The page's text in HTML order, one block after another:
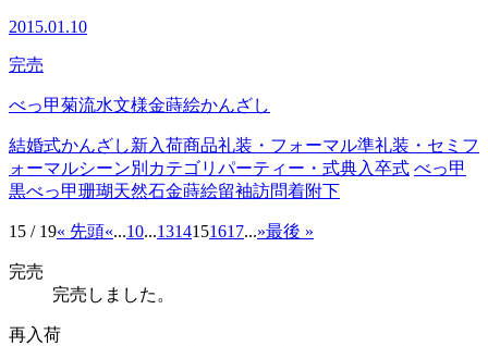
2015.01.10
完売
べっ甲菊流水文様金蒔絵かんざし
結婚式かんざし新入荷商品礼装・フォーマル準礼装・セミフ
ォーマルシーン別カテゴリ パーティー・式典入卒式 べっ甲
黒べっ甲珊瑚天然石金蒔絵留袖訪問着附下
15 / 19« 先頭«...10...1314151617...»最後 »
完売
完売しました。
再入荷